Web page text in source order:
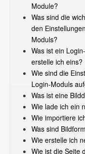
Module?
Was sind die
den
Moduls?
Was ist ein
erstelle ich eins?
Wie sind die
Login-Moduls
Was ist eine
Wie lade ich ein
Wie importiere
Was sind
Wie erstelle ich
Wie ist die Seite